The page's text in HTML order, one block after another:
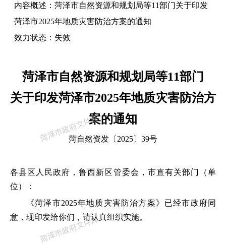
内容概述： 菏泽市自然资源和规划局等11部门关于印发
菏泽市2025年地质灾害防治方案的通知
效力状态： 失效
菏泽市自然资源和规划局等11部门
关于印发菏泽市2025年地质灾害防治方
案的通知
菏自然资发〔2025〕39号
各县区人民政府，鲁西新区管委会 ， 市直有关部门
（单
位）
：
《菏泽市2025年地质灾害防治方案》 已经市政府同
意， 现印发给你们，请认真组织实施。